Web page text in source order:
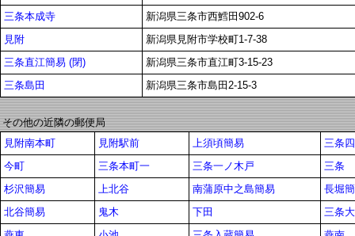
三条本成寺
新潟県三条市西鱈田902-6
見附
新潟県見附市学校町1-7-38
三条直江簡易 (閉)
新潟県三条市直江町3-15-23
三条島田
新潟県三条市島田2-15-3
その他の近隣の郵便局
見附南本町
見附駅前 上須頃簡易
三条
今町
三条本町一 三条一ノ木戸
三条
杉沢簡易
上北谷 南蒲原中之島簡易
長堀
北谷簡易
鬼木 下田
三条